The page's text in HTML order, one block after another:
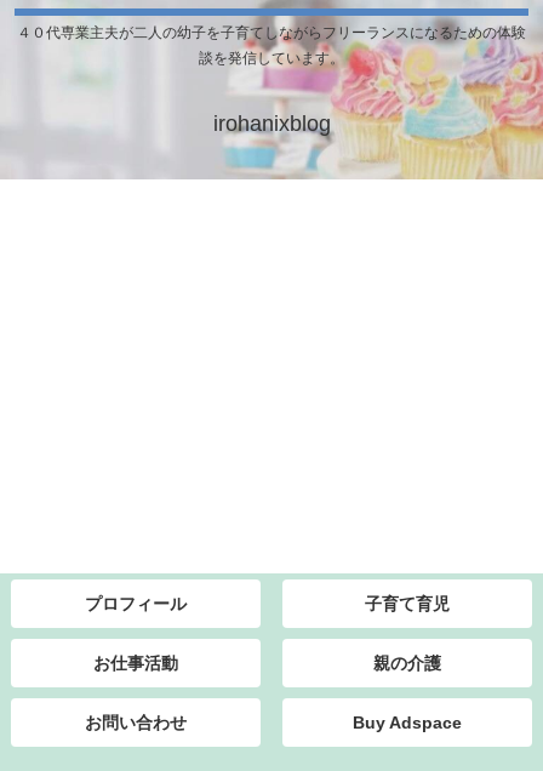
４０代専業主夫が二人の幼子を子育てしながらフリーランスになるための体験
談を発信しています。
irohanixblog
プロフィール 子育て育児
お仕事活動 親の介護
お問い合わせ Buy Adspace